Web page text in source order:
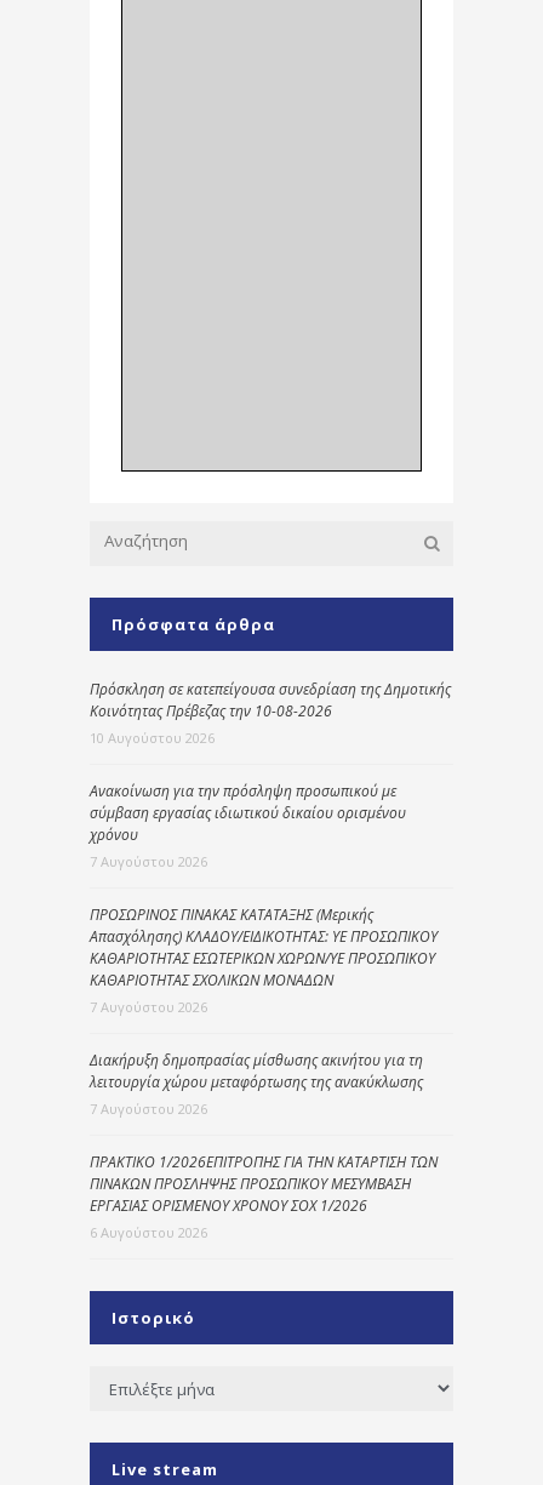
Πρόσφατα άρθρα
Πρόσκληση σε κατεπείγουσα συνεδρίαση της Δημοτικής
Κοινότητας Πρέβεζας την 10-08-2026
10 Αυγούστου 2026
Ανακοίνωση για την πρόσληψη προσωπικού με
σύμβαση εργασίας ιδιωτικού δικαίου ορισμένου
χρόνου
7 Αυγούστου 2026
ΠΡΟΣΩΡΙΝΟΣ ΠΙΝΑΚΑΣ ΚΑΤΑΤΑΞΗΣ (Μερικής
Απασχόλησης) ΚΛΑΔΟΥ/ΕΙΔΙΚΟΤΗΤΑΣ: ΥΕ ΠΡΟΣΩΠΙΚΟΥ
ΚΑΘΑΡΙΟΤΗΤΑΣ ΕΣΩΤΕΡΙΚΩΝ ΧΩΡΩΝ/ΥΕ ΠΡΟΣΩΠΙΚΟΥ
ΚΑΘΑΡΙΟΤΗΤΑΣ ΣΧΟΛΙΚΩΝ ΜΟΝΑΔΩΝ
7 Αυγούστου 2026
Διακήρυξη δημοπρασίας μίσθωσης ακινήτου για τη
λειτουργία χώρου μεταφόρτωσης της ανακύκλωσης
7 Αυγούστου 2026
ΠΡΑΚΤΙΚΟ 1/2026ΕΠΙΤΡΟΠΗΣ ΓΙΑ ΤΗΝ ΚΑΤΑΡΤΙΣΗ ΤΩΝ
ΠΙΝΑΚΩΝ ΠΡΟΣΛΗΨΗΣ ΠΡΟΣΩΠΙΚΟΥ ΜΕΣΥΜΒΑΣΗ
ΕΡΓΑΣΙΑΣ ΟΡΙΣΜΕΝΟΥ ΧΡΟΝΟΥ ΣΟΧ 1/2026
6 Αυγούστου 2026
Ιστορικό
Ιστορικό
Live stream